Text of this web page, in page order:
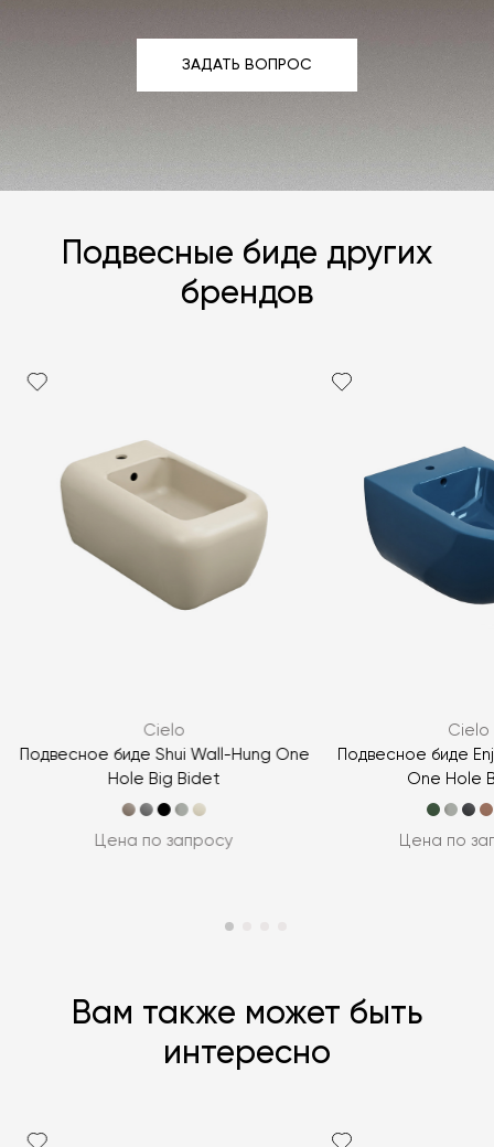
ЗАДАТЬ ВОПРОС
политикой персональных данных
Подвесные биде других
брендов
Cielo
Подвесное биде Shui Wall-Hung One
Hole Big Bidet
Цена по запросу
Cielo
Подвесное биде
One Hole
Цена по
Вам также может быть
интересно